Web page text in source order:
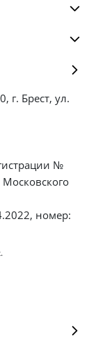
г. Брест, ул.
№
номер: